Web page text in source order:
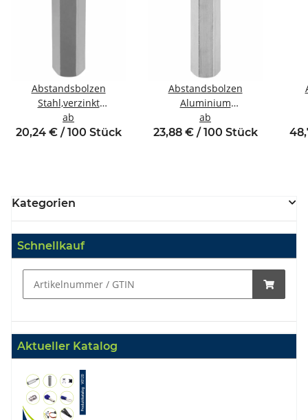
Abstandsbolzen
Stahl,verzinkt
Innen/Innengewinde M6
SW10
ab
20,24 € / 100 Stück
Abstandsbolzen
Aluminium
Innen/Innengewinde M6
SW10
ab
23,88 € / 100 Stück
Kategorien
Schnellkauf
Aktueller Katalog